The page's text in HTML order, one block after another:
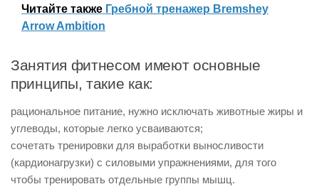
Читайте также Гребной тренажер Bremshey
Arrow Ambition
Занятия фитнесом имеют основные
принципы, такие как:
рациональное питание, нужно исключать животные жиры и
углеводы, которые легко усваиваются;
сочетать тренировки для выработки выносливости
(кардионагрузки) с силовыми упражнениями, для того
чтобы тренировать отдельные группы мышц.